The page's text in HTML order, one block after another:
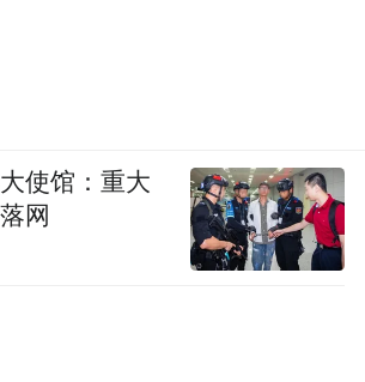
搞活一座城”。以节会为媒，
的友人皆会感受到来自于崂山
使馆：重大
网